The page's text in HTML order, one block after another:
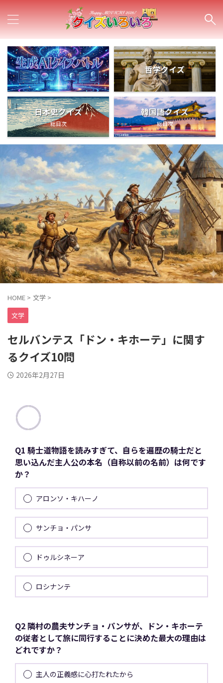
哲学クイズ
日本史クイズ
総目次
韓国語クイズ
総目次
HOME > 文学 >
文学
セルバンテス「ドン・キホーテ」に関す
るクイズ10問
2026年2月27日
Q1 騎士道物語を読みすぎて、自らを遍歴の騎士だと
思い込んだ主人公の本名（自称以前の名前）は何です
か？
アロンソ・キハーノ
サンチョ・パンサ
ドゥルシネーア
ロシナンテ
Q2 隣村の農夫サンチョ・パンサが、ドン・キホーテ
の従者として旅に同行することに決めた最大の理由は
どれですか？
主人の正義感に心打たれたから